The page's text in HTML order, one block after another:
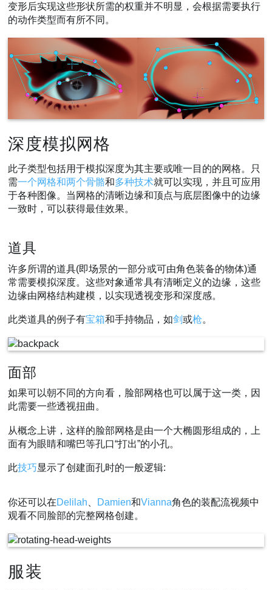
变形后实现这些形状所需的权重并不明显，会根据需要执行
的动作类型而有所不同。
深度模拟网格
此子类型包括用于模拟深度为其主要或唯一目的的网格。只
需一个网格和两个骨骼和多种技术就可以实现，并且可应用
于各种图像。当网格的清晰边缘和顶点与底层图像中的边缘
一致时，可以获得最佳效果。
道具
许多所谓的道具(即场景的一部分或可由角色装备的物体)通
常需要模拟深度。这些对象通常具有清晰定义的边缘，这些
边缘由网格结构建模，以实现透视变形和深度感。
此类道具的例子有宝箱和手持物品，如剑或枪。
面部
如果可以朝不同的方向看，脸部网格也可以属于这一类，因
此需要一些透视扭曲。
从概念上讲，这样的脸部网格是由一个大椭圆形组成的，上
面有为眼睛和嘴巴等孔口“打出”的小孔。
此技巧显示了创建面孔时的一般逻辑:
你还可以在Delilah Damien和Vianna角色的装配流视频中
观看不同脸部的完整网格创建。
服装